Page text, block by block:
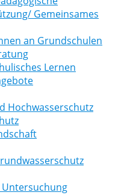
Gemeinsames
an Grundschulen
Lernen
Hochwasserschutz